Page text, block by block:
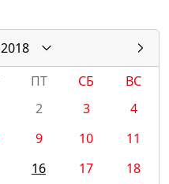
2018
ПТ СБ
ВС
2 3
4
9 10
11
16 17
18